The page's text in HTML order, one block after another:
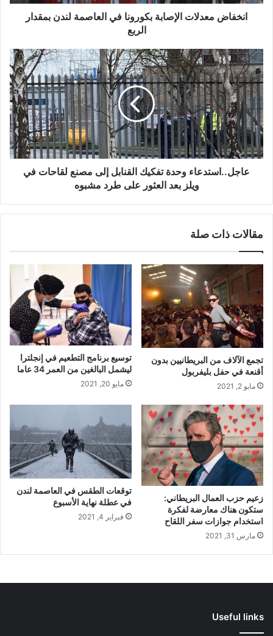
انخفاض معدلات الإصابة بكورونا في العاصمة لندن بمقدار
الربع
عاجل..استدعاء
وحدة
تفكيك
القنابل
إلى
مصنع
لقاحات
في
ويلز
عاجل..استدعاء وحدة تفكيك القنابل إلى مصنع لقاحات في
ويلز بعد العثور على طرد مشبوه
مقالات ذات صلة
تجمع الآلاف من البريطانيين بدون
أقنعة في حفل بليفربول
مايو 2, 2021
توسيع برنامج التطعيم في إنجلترا
ليشمل البالغين من العمر 34 عاما
مايو 20, 2021
زعيم حزب العمال البريطاني:
ستكون هناك معارضة لفكرة
استخدام جوازات سفر اللقاح
مارس 31, 2021
توقعات الطقس في العاصمة لندن
في عطلة نهاية الأسبوع
فبراير 4, 2021
Useful links